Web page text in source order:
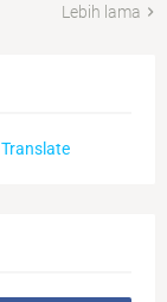
Lebih lama
Translate